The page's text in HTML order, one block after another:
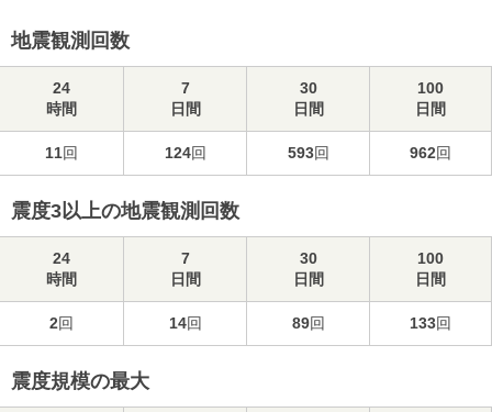
地震観測回数
24
時間
7
日間
30
日間
100
日間
11回 124回 593回 962回
震度3以上の地震観測回数
24
時間
7
日間
30
日間
100
日間
2回 14回 89回 133回
震度規模の最大